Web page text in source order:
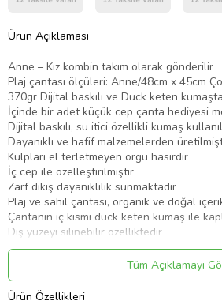
Ürün Açıklaması
Anne – Kız kombin takım olarak gönderilir
Plaj çantası ölçüleri: Anne/48cm x 45cm
370gr Dijital baskılı ve Duck keten
İçinde bir adet küçük cep çanta hediyesi
Dijital baskılı, su itici özellikli kumaş
Dayanıklı ve hafif malzemelerden
Kulpları el terletmeyen örgü hasırdır
İç cep ile özelleştirilmiştir
Zarf dikiş dayanıklılık sunmaktadır
Plaj ve sahil çantası, organik ve doğal
Çantanın iç kısmı duck keten kumaş ile
Dış yüzeyi silinebilir özelliktedir
Çantaların iç ve dış yüzey kumaşları
Canlı renklerde yaz konseptli dijital baskı
yapılmaktadır
Hafifliği sayesinde dilediğiniz yerde
Tüm Açıklamayı
Ürün Özellikleri